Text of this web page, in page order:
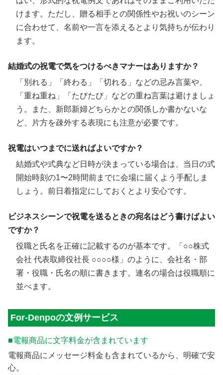
けます。ただし、贈る相手との関係性やお祝いのシーン
に合わせて、名前や一言を添えるとより気持ちが伝わり
ます。
結婚式の祝電で気をつけるべきマナーはありますか？
「別れる」「終わる」「切れる」などの忌み言葉や、
「重ね重ね」「たびたび」などの重ね言葉は避けましょ
う。また、新郎新婦どちらかとの関係しか書かないな
ど、片方を疎外する表現にも注意が必要です。
祝電はいつまでに送ればよいですか？
結婚式や式典など日時が決まっている場合は、当日の式
開始時刻の1〜2時間前までに会場に届くよう手配しま
しょう。前日着指定にしておくとより安心です。
ビジネスシーンで祝電を送るときの宛名はどう書けばよい
ですか？
役職と氏名を正確に記載するのが基本です。「○○株式
会社 代表取締役社長 ○○○○様」のように、会社名・部
署・役職・氏名の順に書きます。連名の場合は役職順に
並べます。
For-Denpoの文例サービス
■電報商品に文字料金が含まれています
電報商品にメッセージ料金も含まれているから、明確で安
心。